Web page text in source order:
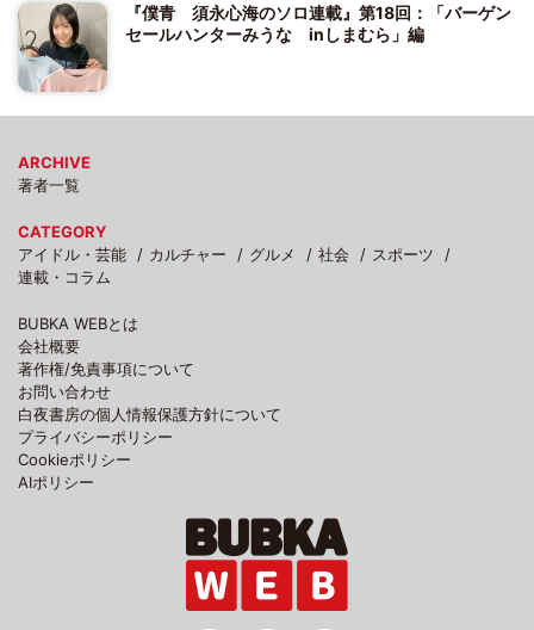
『僕青 須永心海のソロ連載』第18回：「バーゲン
セールハンターみうな inしまむら」編
ARCHIVE
著者一覧
CATEGORY
アイドル・芸能
カルチャー グルメ 社会
スポーツ
連載・コラム
BUBKA WEBとは
会社概要
著作権/免責事項について
お問い合わせ
白夜書房の個人情報保護方針について
プライバシーポリシー
Cookieポリシー
AIポリシー